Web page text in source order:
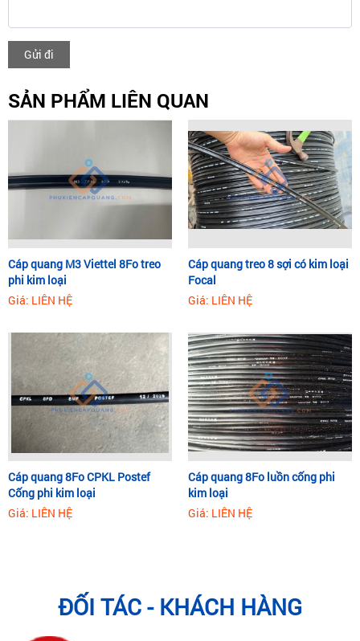
Gửi đi
SẢN PHẨM LIÊN QUAN
Cáp quang M3 Viettel 8Fo treo
phi kim loại
Giá: LIÊN HỆ
Cáp quang treo 8 sợi có kim loại
Focal
Giá: LIÊN HỆ
Cáp quang 8Fo CPKL Postef
Cống phi kim loại
Giá: LIÊN HỆ
Cáp quang 8Fo luồn cống phi
kim loại
Giá: LIÊN HỆ
ĐỐI TÁC - KHÁCH HÀNG